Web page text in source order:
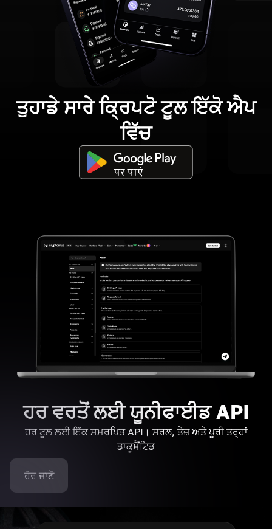
ਤੁਹਾਡੇ ਸਾਰੇ ਕ੍ਰਿਪਟੋ ਟੂਲ ਇੱਕੋ ਐਪ
ਵਿੱਚ
ਹਰ ਵਰਤੋਂ ਲਈ ਯੂਨੀਫਾਈਡ API
ਹਰ ਟੂਲ ਲਈ ਇੱਕ ਸਮਰਪਿਤ API। ਸਰਲ, ਤੇਜ਼ ਅਤੇ ਪੂਰੀ ਤਰ੍ਹਾਂ
ਡਾਕੂਮੈਂਟਿਡ
ਹੋਰ ਜਾਣੋ